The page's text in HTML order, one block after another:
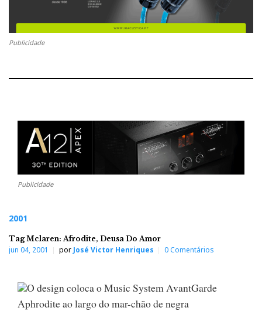
Publicidade
Publicidade
2001
Tag Mclaren: Afrodite, Deusa Do Amor
jun 04, 2001 por José Victor Henriques 0 Comentários
O design coloca o Music System AvantGarde
Aphrodite ao largo do mar-chão de negra